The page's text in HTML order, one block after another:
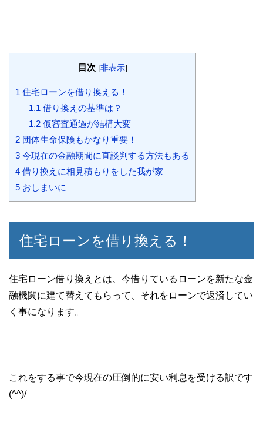
目次 [非表示]
1 住宅ローンを借り換える！
1.1 借り換えの基準は？
1.2仮審査通過が結構大変
2 団体生命保険もかなり重要！
3 今現在の金融期間に直談判する方法もある
4 借り換えに相見積もりをした我が家
5 おしまいに
住宅ローンを借り換える！
住宅ローン借り換えとは、今借りているローンを新たな金
融機関に建て替えてもらって、それをローンで返済してい
く事になります。
これをする事で今現在の圧倒的に安い利息を受ける訳です
(^^)/